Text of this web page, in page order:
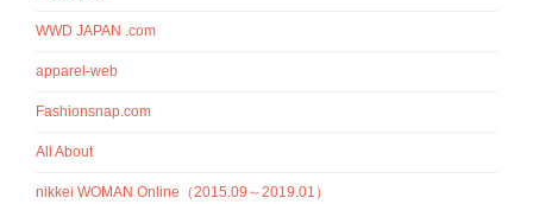
WWD JAPAN .com
apparel-web
Fashionsnap.com
All About
nikkei WOMAN Online（2015.09～2019.01）